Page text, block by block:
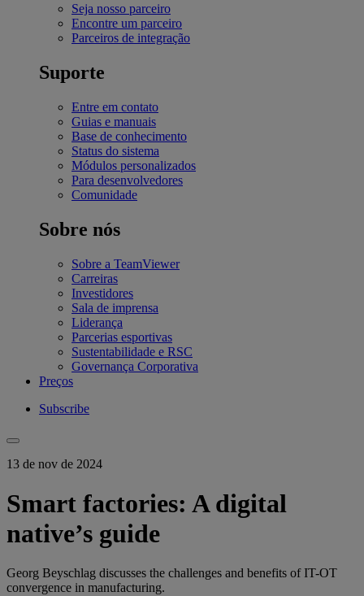
Seja nosso parceiro
Encontre um parceiro
Parceiros de integração
Suporte
Entre em contato
Guias e manuais
Base de conhecimento
Status do sistema
Módulos personalizados
Para desenvolvedores
Comunidade
Sobre nós
Sobre a TeamViewer
Carreiras
Investidores
Sala de imprensa
Liderança
Parcerias esportivas
Sustentabilidade e RSC
Governança Corporativa
Preços
Subscribe
13 de nov de 2024
Smart factories: A digital
native’s guide
Georg Beyschlag discusses the challenges and benefits of IT-OT
convergence in manufacturing.